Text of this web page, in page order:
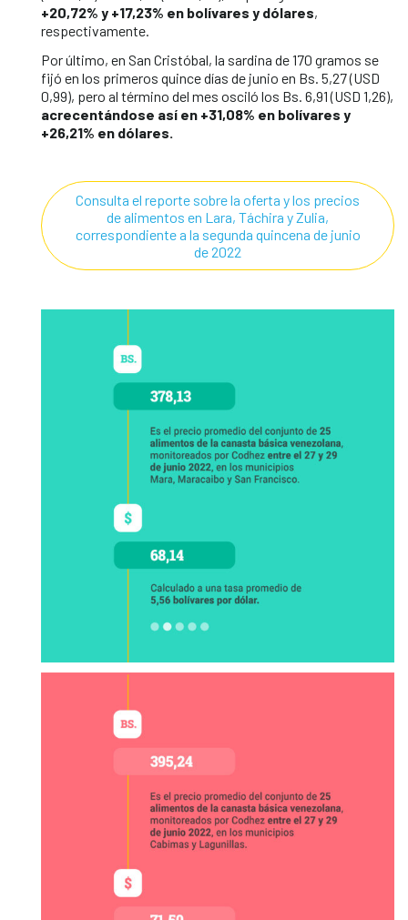
+20,72% y +17,23% en bolívares y dólares,
respectivamente.
Por último, en San Cristóbal, la sardina de 170 gramos se
fijó en los primeros quince días de junio en Bs. 5,27 (USD
0,99), pero al término del mes osciló los Bs. 6,91 (USD 1,26),
acrecentándose así en +31,08% en bolívares y
+26,21% en dólares.
Consulta el reporte sobre la oferta y los precios
de alimentos en Lara, Táchira y Zulia,
correspondiente a la segunda quincena de junio
de 2022